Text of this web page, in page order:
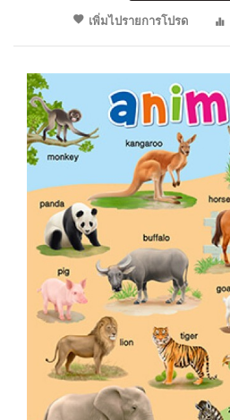
เพิ่มไปรายการโปรด